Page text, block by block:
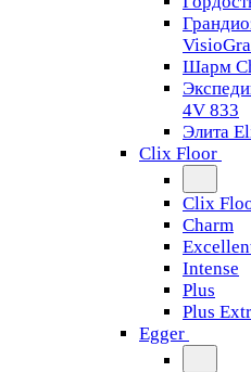
Шарм
4V 833
Элита
Clix Floor
Clix
Charm
Intense
Plus
Plus
Egger